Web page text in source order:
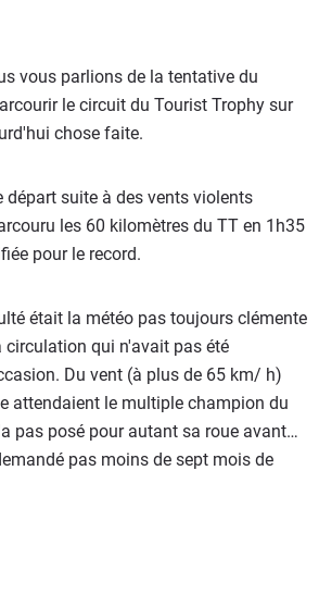
vous parlions de la tentative du
le circuit du Tourist Trophy sur
chose faite.
départ suite à des vents violents
les 60 kilomètres du TT en 1h35
pour le record.
était la météo pas toujours clémente
qui n'avait pas été
Du vent (à plus de 65 km/ h)
attendaient le multiple champion du
pas posé pour autant sa roue avant…
pas moins de sept mois de